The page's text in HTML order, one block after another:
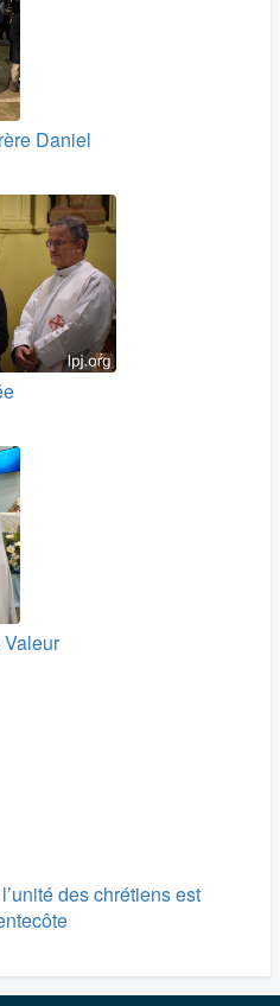
Daniel
des chrétiens est